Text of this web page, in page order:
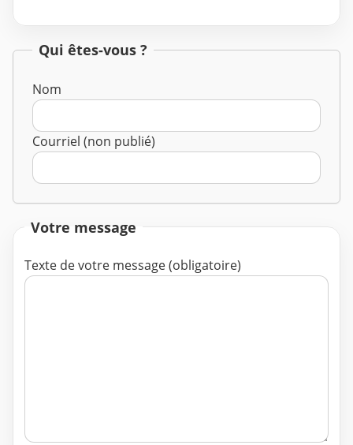
Qui êtes-vous ?
Nom
Courriel (non publié)
Votre message
Texte de votre message (obligatoire)